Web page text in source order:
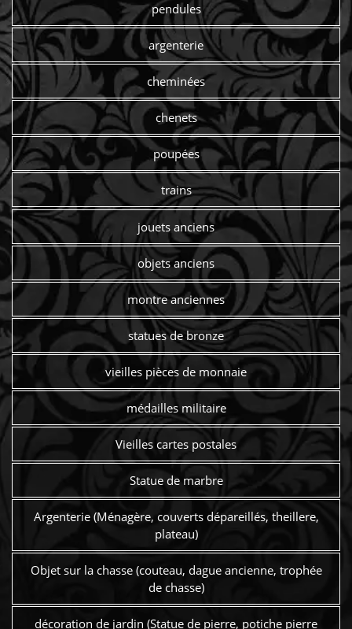
pendules
argenterie
cheminées
chenets
poupées
trains
jouets anciens
objets anciens
montre anciennes
statues de bronze
vieilles pièces de monnaie
médailles militaire
Vieilles cartes postales
Statue de marbre
Argenterie (Ménagère, couverts dépareillés, theillere,
plateau)
Objet sur la chasse (couteau, dague ancienne, trophée
de chasse)
décoration de jardin (Statue de pierre, potiche pierre